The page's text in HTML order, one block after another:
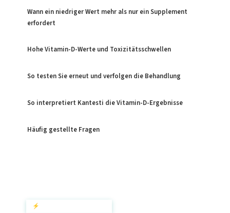
Wann ein niedriger Wert mehr als nur ein Supplement
erfordert
Hohe Vitamin-D-Werte und Toxizitätsschwellen
So testen Sie erneut und verfolgen die Behandlung
So interpretiert Kantesti die Vitamin-D-Ergebnisse
Häufig gestellte Fragen
⚡ Kurzzusammenfassung